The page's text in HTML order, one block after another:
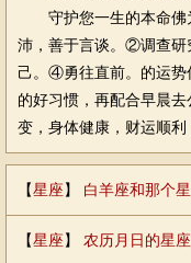
守护您一生的本命佛为
沛，善于言谈。②调查研
己。④勇往直前。的运势
的好习惯，再配合早晨
变，身体健康，财运顺利
【星座】 白羊座和那个
【星座】 农历月日的星